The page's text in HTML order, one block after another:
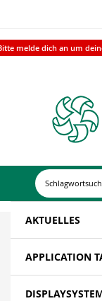
melde dich an um
AKTUELLES
APPLICATION